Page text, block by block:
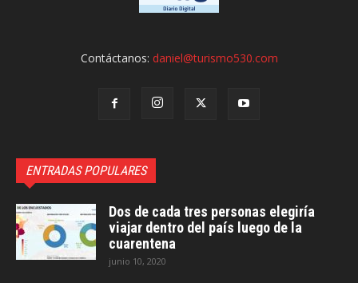
Contáctanos: daniel@turismo530.com
ENTRADAS POPULARES
Dos de cada tres personas elegiría
viajar dentro del país luego de la
cuarentena
junio 10, 2020